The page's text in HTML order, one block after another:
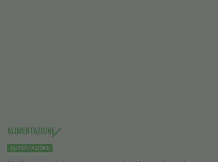
ALIMENTAZIONE
ALIMENTAZIONE